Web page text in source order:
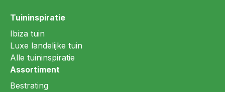
Tuininspiratie
Ibiza tuin
Luxe landelijke tuin
Alle tuininspiratie
Assortiment
Bestrating